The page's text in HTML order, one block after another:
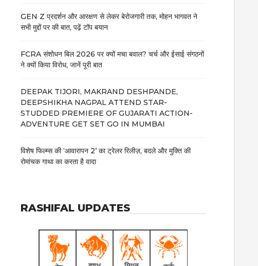
GEN Z प्रदर्शन और आरक्षण से लेकर बेरोजगारी तक, मोहन भागवत ने
सभी मुद्दों पर की बात, पढ़ें टॉप बयान
FCRA संशोधन बिल 2026 पर क्यों मचा बवाल? चर्च और ईसाई संगठनों
ने क्यों किया विरोध, जानें पूरी बात
DEEPAK TIJORI, MAKRAND DESHPANDE,
DEEPSHIKHA NAGPAL ATTEND STAR-
STUDDED PREMIERE OF GUJARATI ACTION-
ADVENTURE GET SET GO IN MUMBAI
विशेष फिल्म्स की ‘आवारापन 2’ का ट्रेलर रिलीज़, बदले और मुक्ति की
रोमांचक गाथा का करता है वादा
RASHIFAL UPDATES